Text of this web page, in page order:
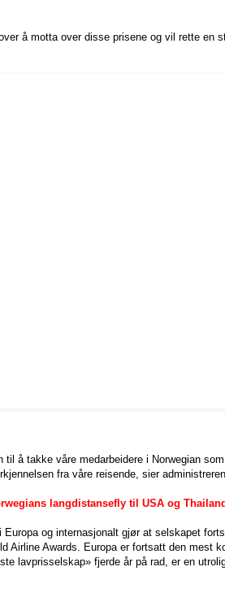
å motta over disse prisene og vil rette en
til å takke våre medarbeidere i Norwegian
fra våre reisende, sier
langdistansefly til USA og Thailand
Europa og internasjonalt gjør at selskapet
Airline Awards. Europa er fortsatt den mest
lavprisselskap» fjerde år på rad, er en